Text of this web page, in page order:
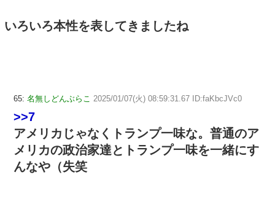
いろいろ本性を表してきましたね
65: 名無しどんぶらこ 2025/01/07(火) 08:59:31.67 ID:faKbcJVc0
>>7
アメリカじゃなくトランプ一味な。普通のア
メリカの政治家達とトランプ一味を一緒にす
んなや（失笑